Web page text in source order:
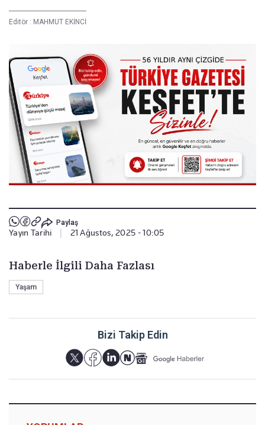
Editör : MAHMUT EKİNCİ
Paylaş
Yayın Tarihi 21 Ağustos, 2025 - 10:05
Haberle İlgili Daha Fazlası
Yaşam
Bizi Takip Edin